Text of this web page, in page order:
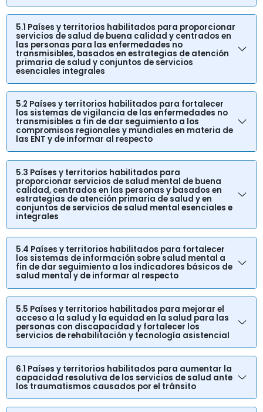
5.1 Países y territorios habilitados para proporcionar
servicios de salud de buena calidad y centrados en
las personas para las enfermedades no
transmisibles, basados en estrategias de atención
primaria de salud y conjuntos de servicios
esenciales integrales
5.2 Países y territorios habilitados para fortalecer
los sistemas de vigilancia de las enfermedades no
transmisibles a fin de dar seguimiento a los
compromisos regionales y mundiales en materia de
las ENT y de informar al respecto
5.3 Países y territorios habilitados para
proporcionar servicios de salud mental de buena
calidad, centrados en las personas y basados en
estrategias de atención primaria de salud y en
conjuntos de servicios de salud mental esenciales e
integrales
5.4 Países y territorios habilitados para fortalecer
los sistemas de información sobre salud mental a
fin de dar seguimiento a los indicadores básicos de
salud mental y de informar al respecto
5.5 Países y territorios habilitados para mejorar el
acceso a la salud y la equidad en la salud para las
personas con discapacidad y fortalecer los
servicios de rehabilitación y tecnología asistencial
6.1 Países y territorios habilitados para aumentar la
capacidad resolutiva de los servicios de salud ante
los traumatismos causados por el tránsito